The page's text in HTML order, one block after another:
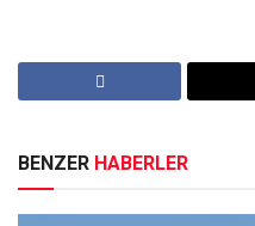
BENZER HABERLER